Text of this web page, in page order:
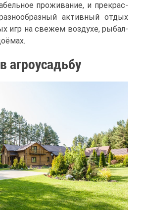
про­жи­ва­ние, и пре­крас­
ак­тив­ный от­дых
игр на све­жем воз­ду­хе, ры­бал­
аг­ро­усадь­бу